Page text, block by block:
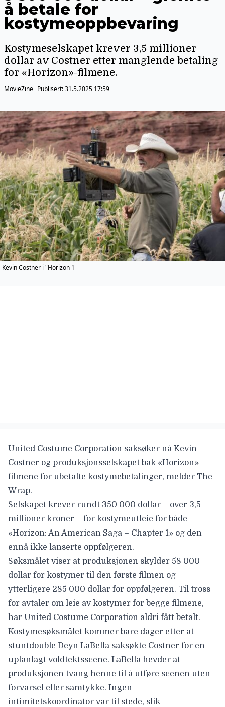
å betale for
kostymeoppbevaring
Kostymeselskapet krever 3,5 millioner
dollar av Costner etter manglende betaling
for «Horizon»-filmene.
MovieZine Publisert:31.5.2025 17:59
Kevin Costner i "Horizon 1
United Costume Corporation saksøker nå Kevin
Costner og produksjonsselskapet bak «Horizon»-
filmene for ubetalte kostymebetalinger, melder The
Wrap.
Selskapet krever rundt 350 000 dollar – over 3,5
millioner kroner – for kostymeutleie for både
«Horizon: An American Saga – Chapter 1» og den
ennå ikke lanserte oppfølgeren.
Søksmålet viser at produksjonen skylder 58 000
dollar for kostymer til den første filmen og
ytterligere 285 000 dollar for oppfølgeren. Til tross
for avtaler om leie av kostymer for begge filmene,
har United Costume Corporation aldri fått betalt.
Kostymesøksmålet kommer bare dager etter at
stuntdouble Deyn LaBella saksøkte Costner for en
uplanlagt voldtektsscene. LaBella hevder at
produksjonen tvang henne til å utføre scenen uten
forvarsel eller samtykke. Ingen
intimitetskoordinator var til stede, slik